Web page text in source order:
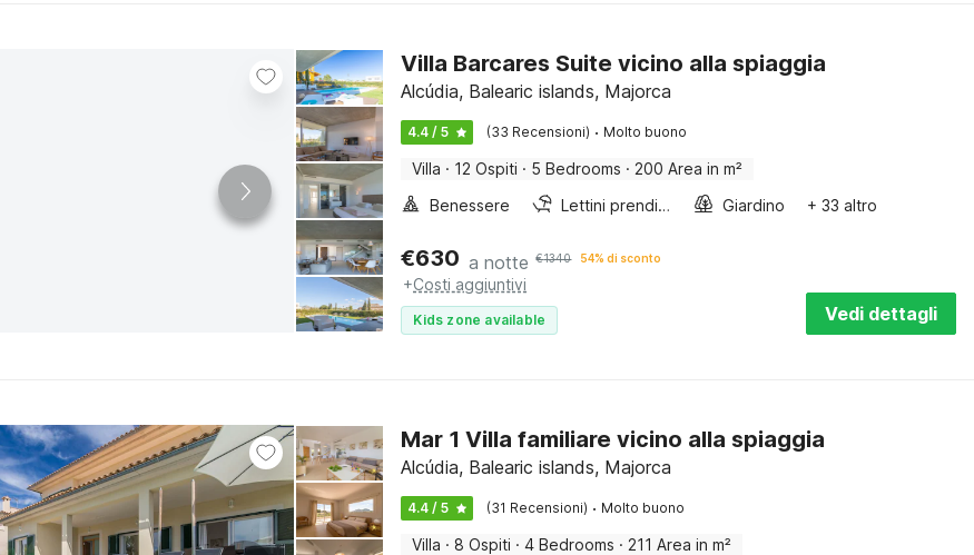
Villa Barcares Suite vicino alla spiaggia
Alcúdia, Balearic islands, Majorca
4.4 / 5 (33 Recensioni) · Molto buono
Villa · 12 Ospiti · 5 Bedrooms · 200 Area in m²
Benessere
Lettini prendisole Giardino + 33 altro
€630 a notte €1340 54% di sconto
+Costi aggiuntivi
Kids zone available Vedi dettagli
Mar 1 Villa familiare vicino alla spiaggia
Alcúdia, Balearic islands, Majorca
4.4 / 5 (31 Recensioni) · Molto buono
Villa · 8 Ospiti · 4 Bedrooms · 211 Area in m²